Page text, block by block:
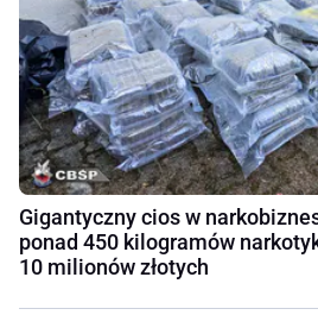
Gigantyczny cios w
ponad 450 kilogramów
10 milionów złotych